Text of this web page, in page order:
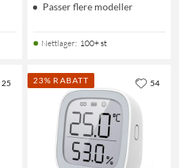
Passer flere modeller
Nettlager: 100+ st
25 23% RABATT 54